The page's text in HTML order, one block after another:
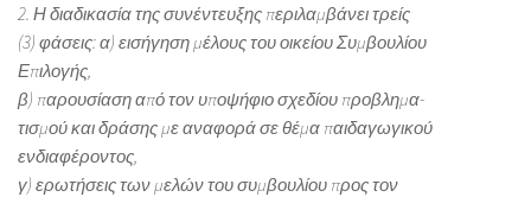
2. Η διαδικασία της συνέντευξης περιλαμβάνει τρείς
(3) φάσεις: α) εισήγηση μέλους του οικείου Συμβουλίου
Επιλογής,
β) παρουσίαση από τον υποψήφιο σχεδίου προβλημα-
τισμού και δράσης με αναφορά σε θέμα παιδαγωγικού
ενδιαφέροντος,
γ) ερωτήσεις των μελών του συμβουλίου προς τον